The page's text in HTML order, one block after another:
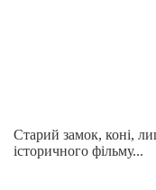
Старий замок, коні,
історичного фільму...